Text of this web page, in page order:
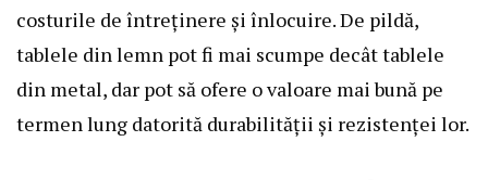
costurile de întreținere și înlocuire. De pildă,
tablele din lemn pot fi mai scumpe decât tablele
din metal, dar pot să ofere o valoare mai bună pe
termen lung datorită durabilității și rezistenței lor.